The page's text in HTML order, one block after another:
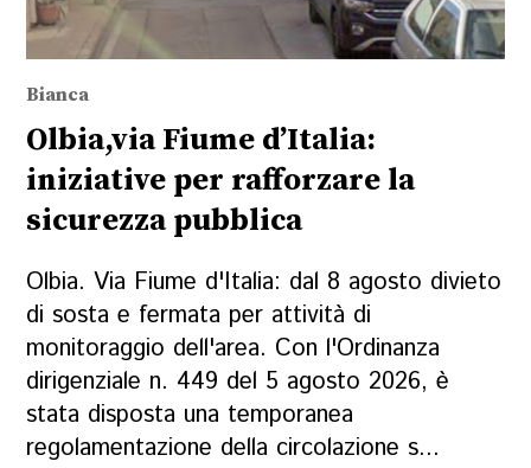
Bianca
Olbia,via Fiume d’Italia:
iniziative per rafforzare la
sicurezza pubblica
Olbia. Via Fiume d'Italia: dal 8 agosto divieto
di sosta e fermata per attività di
monitoraggio dell'area. Con l'Ordinanza
dirigenziale n. 449 del 5 agosto 2026, è
stata disposta una temporanea
regolamentazione della circolazione s...